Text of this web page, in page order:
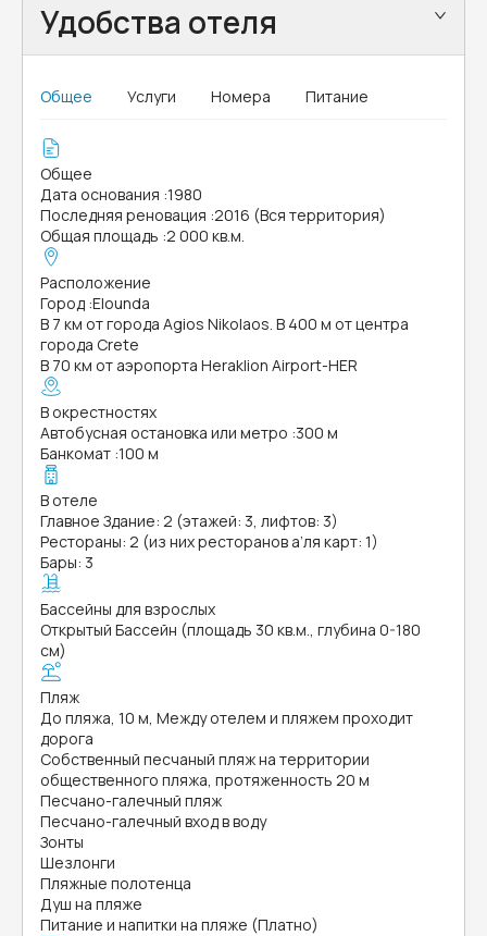
Удобства отеля
Общее Услуги Номера Питание
Общее
Дата основания :1980
Последняя реновация :2016 (Вся территория)
Общая площадь :2 000 кв.м.
Расположение
Город :Elounda
В 7 км от города Agios Nikolaos. В 400 м от центра
города Crete
В 70 км от аэропорта Heraklion Airport-HER
В окрестностях
Автобусная остановка или метро :300 м
Банкомат :100 м
В отеле
Главное Здание: 2 (этажей: 3, лифтов: 3)
Рестораны: 2 (из них ресторанов а’ля карт: 1)
Бары: 3
Бассейны для взрослых
Открытый Бассейн (площадь 30 кв.м., глубина 0-180
см)
Пляж
До пляжа, 10 м, Между отелем и пляжем проходит
дорога
Собственный песчаный пляж на территории
общественного пляжа, протяженность 20 м
Песчано-галечный пляж
Песчано-галечный вход в воду
Зонты
Шезлонги
Пляжные полотенца
Душ на пляже
Питание и напитки на пляже (Платно)